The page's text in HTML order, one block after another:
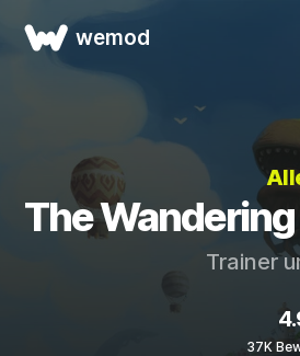
wemod
The
Trainer
37K